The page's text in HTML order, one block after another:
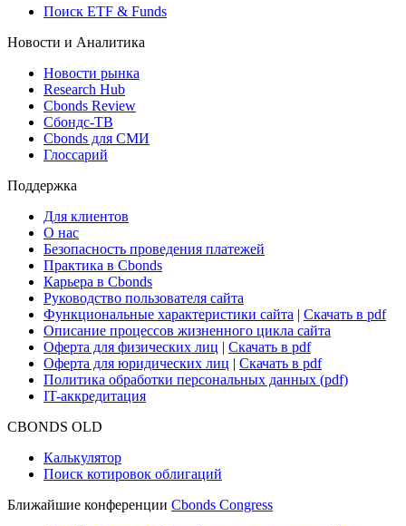
Поиск ETF & Funds
Новости и Аналитика
Новости рынка
Research Hub
Cbonds Review
Сбондс-ТВ
Cbonds для СМИ
Глоссарий
Поддержка
Для клиентов
О нас
Безопасность проведения платежей
Практика в Cbonds
Карьера в Cbonds
Руководство пользователя сайта
Функциональные характеристики сайта | Скачать в pdf
Описание процессов жизненного цикла сайта
Оферта для физических лиц | Скачать в pdf
Оферта для юридических лиц | Скачать в pdf
Политика обработки персональных данных (pdf)
IT-аккредитация
CBONDS OLD
Калькулятор
Поиск котировок облигаций
Ближайшие конференции Cbonds Congress